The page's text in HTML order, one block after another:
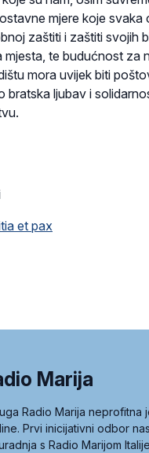
mjere koje
zaštiti i zaštiti svojih
te budućnost za
mora uvijek biti
ljubav i
et pax
Marija
Radio Marija neprofitna
Prvi inicijativni odbor
s Radio Marijom